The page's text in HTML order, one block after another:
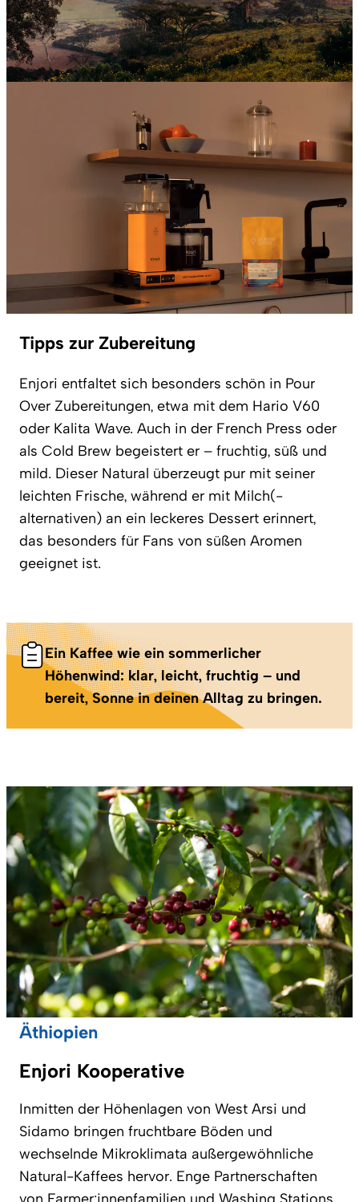
Tipps zur Zubereitung
Enjori entfaltet sich besonders schön in Pour
Over Zubereitungen, etwa mit dem Hario V60
oder Kalita Wave. Auch in der French Press oder
als Cold Brew begeistert er – fruchtig, süß und
mild. Dieser Natural überzeugt pur mit seiner
leichten Frische, während er mit Milch(-
alternativen) an ein leckeres Dessert erinnert,
das besonders für Fans von süßen Aromen
geeignet ist.
Ein Kaffee wie ein sommerlicher
Höhenwind: klar, leicht, fruchtig – und
bereit, Sonne in deinen Alltag zu bringen.
Äthiopien
Enjori Kooperative
Inmitten der Höhenlagen von West Arsi und
Sidamo bringen fruchtbare Böden und
wechselnde Mikroklimata außergewöhnliche
Natural-Kaffees hervor. Enge Partnerschaften